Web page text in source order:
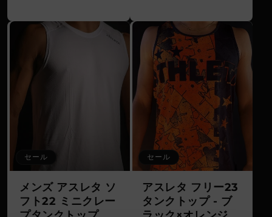
セール
メンズ アスレタ ソ
フト22 ミニクレー
セール
アスレタ フリー23
タンクトップ - ブ